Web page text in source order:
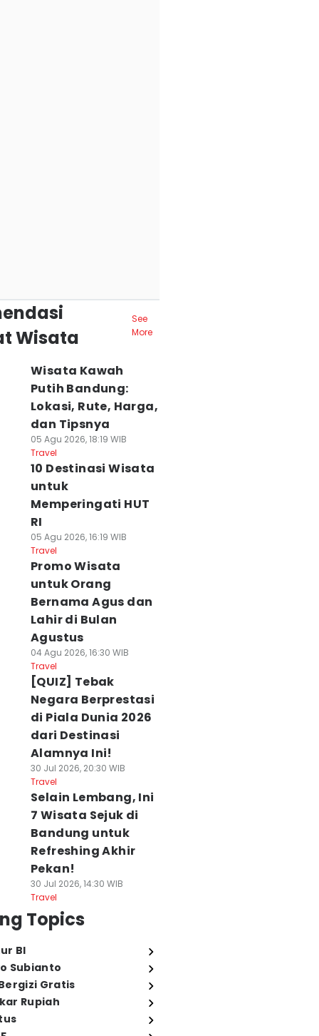
Wisata
See
More
Wisata Kawah
Putih Bandung:
Lokasi, Rute, Harga,
dan Tipsnya
05 Agu 2026, 18:19 WIB
Travel
10 Destinasi Wisata
untuk
Memperingati HUT
RI
05 Agu 2026, 16:19 WIB
Travel
Promo Wisata
untuk Orang
Bernama Agus dan
Lahir di Bulan
Agustus
04 Agu 2026, 16:30 WIB
Travel
[QUIZ] Tebak
Negara Berprestasi
di Piala Dunia 2026
dari Destinasi
Alamnya Ini!
30 Jul 2026, 20:30 WIB
Travel
Selain Lembang, Ini
7 Wisata Sejuk di
Bandung untuk
Refreshing Akhir
Pekan!
30 Jul 2026, 14:30 WIB
Travel
Topics
BI
Subianto
Gratis
Rupiah